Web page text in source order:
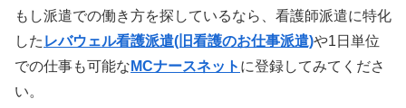
もし派遣での働き方を探しているなら、看護師派遣に特化
した レバウェル看護派遣(旧看護のお仕事派遣)や1日単位
での仕事も可能な MCナースネット に登録してみてくださ
い。